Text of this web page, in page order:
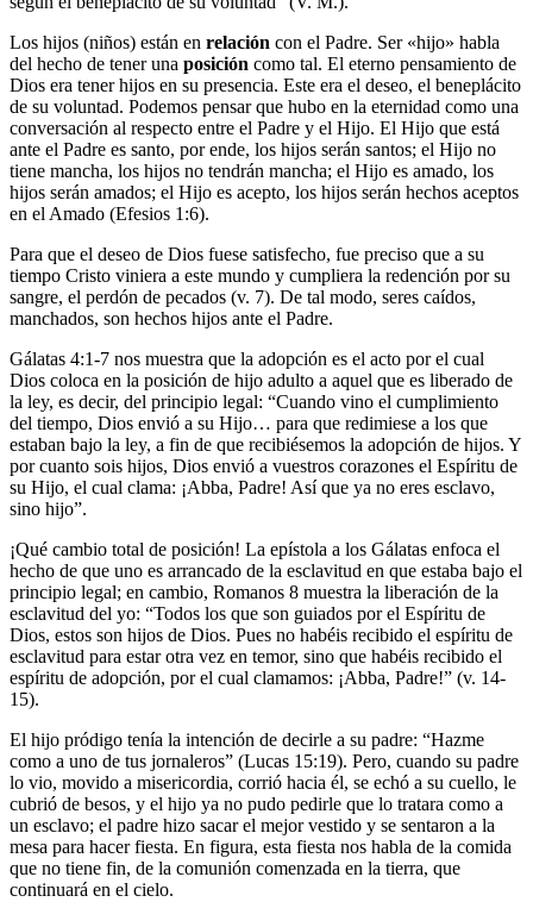
Los hijos (niños) están en relación con el Padre. Ser «hijo» habla
del hecho de tener una posición como tal. El eterno pensamiento de
Dios era tener hijos en su presencia. Este era el deseo, el beneplácito
de su voluntad. Podemos pensar que hubo en la eternidad como una
conversación al respecto entre el Padre y el Hijo. El Hijo que está
ante el Padre es santo, por ende, los hijos serán santos; el Hijo no
tiene mancha, los hijos no tendrán mancha; el Hijo es amado, los
hijos serán amados; el Hijo es acepto, los hijos serán hechos aceptos
en el Amado (Efesios 1:6).
Para que el deseo de Dios fuese satisfecho, fue preciso que a su
tiempo Cristo viniera a este mundo y cumpliera la redención por su
sangre, el perdón de pecados (v. 7). De tal modo, seres caídos,
manchados, son hechos hijos ante el Padre.
Gálatas 4:1-7 nos muestra que la adopción es el acto por el cual
Dios coloca en la posición de hijo adulto a aquel que es liberado de
la ley, es decir, del principio legal: “Cuando vino el cumplimiento
del tiempo, Dios envió a su Hijo… para que redimiese a los que
estaban bajo la ley, a fin de que recibiésemos la adopción de hijos. Y
por cuanto sois hijos, Dios envió a vuestros corazones el Espíritu de
su Hijo, el cual clama: ¡Abba, Padre! Así que ya no eres esclavo,
sino hijo”.
¡Qué cambio total de posición! La epístola a los Gálatas enfoca el
hecho de que uno es arrancado de la esclavitud en que estaba bajo el
principio legal; en cambio, Romanos 8 muestra la liberación de la
esclavitud del yo: “Todos los que son guiados por el Espíritu de
Dios, estos son hijos de Dios. Pues no habéis recibido el espíritu de
esclavitud para estar otra vez en temor, sino que habéis recibido el
espíritu de adopción, por el cual clamamos: ¡Abba, Padre!” (v. 14-
15).
El hijo pródigo tenía la intención de decirle a su padre: “Hazme
como a uno de tus jornaleros” (Lucas 15:19). Pero, cuando su padre
lo vio, movido a misericordia, corrió hacia él, se echó a su cuello, le
cubrió de besos, y el hijo ya no pudo pedirle que lo tratara como a
un esclavo; el padre hizo sacar el mejor vestido y se sentaron a la
mesa para hacer fiesta. En figura, esta fiesta nos habla de la comida
que no tiene fin, de la comunión comenzada en la tierra, que
continuará en el cielo.